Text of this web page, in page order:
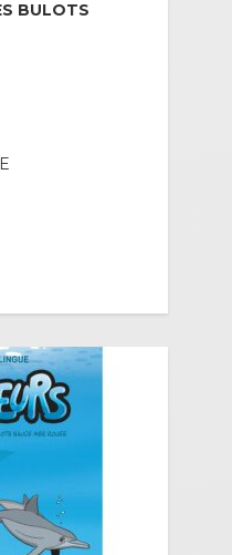
BULOTS